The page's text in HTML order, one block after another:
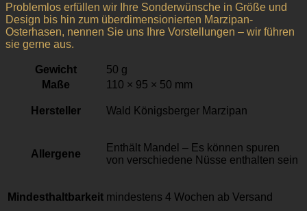
Problemlos erfüllen wir Ihre Sonderwünsche in Größe und
Design bis hin zum überdimensionierten Marzipan-
Osterhasen, nennen Sie uns Ihre Vorstellungen – wir führen
sie gerne aus.
Gewicht
50 g
Maße
110 × 95 × 50 mm
Hersteller Wald Königsberger Marzipan
Allergene
Enthält Mandel – Es können spuren
von verschiedene Nüsse enthalten sein
Mindesthaltbarkeit mindestens 4 Wochen ab Versand